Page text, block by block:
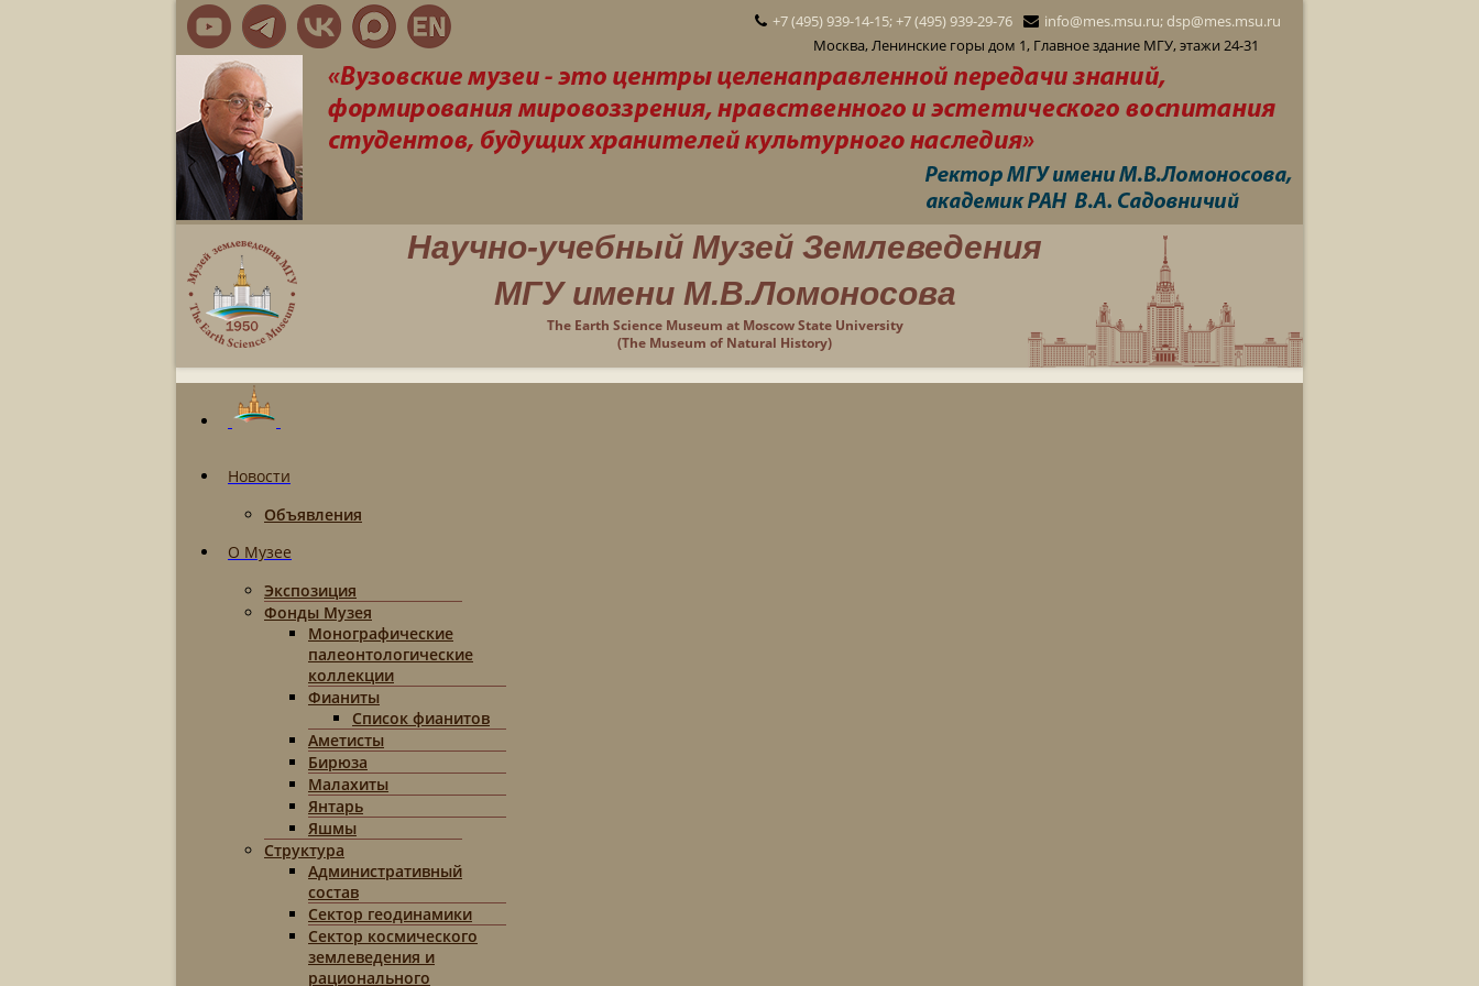
+7 (495) 939-14-15; +7 (495) 939-29-76
info@mes.msu.ru; dsp@mes.msu.ru
Москва, Ленинские горы дом 1, Главное здание МГУ, этажи 24-31
Научно-учебный Музей Землеведения
МГУ имени М.В.Ломоносова
The Earth Science Museum at Moscow State University
(The Museum of Natural History)
Новости
Объявления
О Музее
Экспозиция
Фонды Музея
Монографические
палеонтологические
коллекции
Фианиты
Список фианитов
Аметисты
Бирюза
Малахиты
Янтарь
Яшмы
Структура
Административный
состав
Сектор геодинамики
Сектор космического
землеведения и
рационального